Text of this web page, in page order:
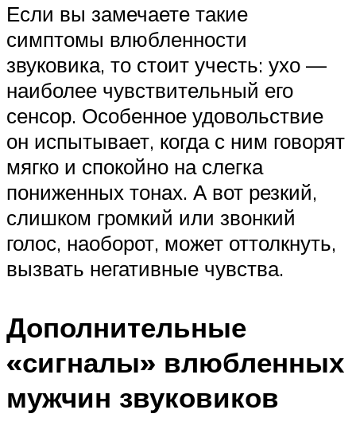
Если вы замечаете такие
симптомы влюбленности
звуковика, то стоит учесть: ухо —
наиболее чувствительный его
сенсор. Особенное удовольствие
он испытывает, когда с ним говорят
мягко и спокойно на слегка
пониженных тонах. А вот резкий,
слишком громкий или звонкий
голос, наоборот, может оттолкнуть,
вызвать негативные чувства.
Дополнительные
«сигналы» влюбленных
мужчин звуковиков